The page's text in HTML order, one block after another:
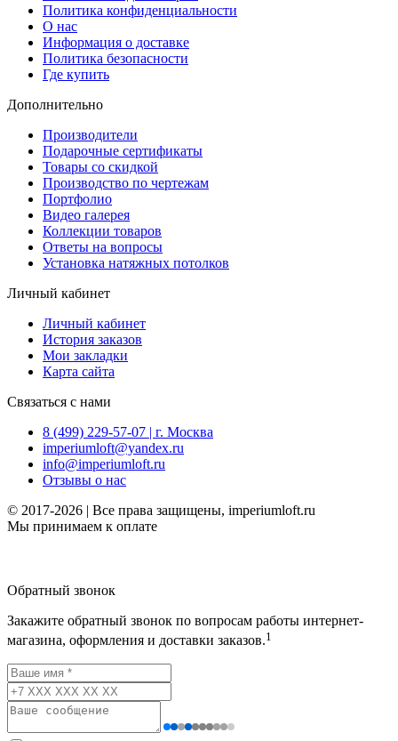
Политика конфиденциальности
О нас
Информация о доставке
Политика безопасности
Где купить
Дополнительно
Производители
Подарочные сертификаты
Товары со скидкой
Производство по чертежам
Портфолио
Видео галерея
Коллекции товаров
Ответы на вопросы
Установка натяжных потолков
Личный кабинет
Личный кабинет
История заказов
Мои закладки
Карта сайта
Связаться с нами
8 (499) 229-57-07 | г. Москва
imperiumloft@yandex.ru
info@imperiumloft.ru
Отзывы о нас
© 2017-2026 | Все права защищены, imperiumloft.ru
Мы принимаем к оплате
Обратный звонок
Закажите обратный звонок по вопросам работы интернет-
магазина, оформления и доставки заказов.1